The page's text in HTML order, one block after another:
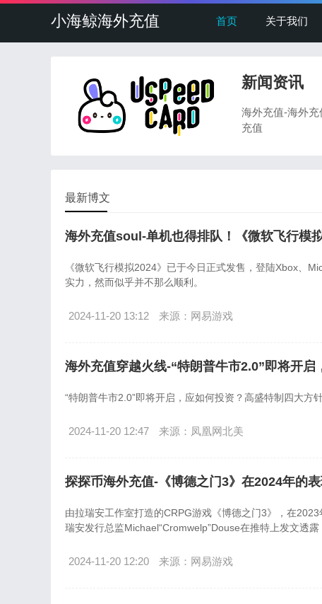
小海鲸海外充值 首页 关于我们
新闻资讯
海外充值-海外
充值
最新博文
海外充值soul-单机也得排队！《微软飞行模
《微软飞行模拟2024》已于今日正式发售，登陆Xbox、
实力，然而似乎并不那么顺利。
2024-11-20 13:12 来源：网易游戏
海外充值穿越火线-“特朗普牛市2.0”即将开
“特朗普牛市2.0”即将开启，应如何投资？高盛特制四大方
2024-11-20 12:47 来源：凤凰网北美
探探币海外充值-《博德之门3》在2024年的
由拉瑞安工作室打造的CRPG游戏《博德之门3》，在
瑞安发行总监Michael“Cromwelp”Douse在推特上发文透
2024-11-20 12:20 来源：网易游戏